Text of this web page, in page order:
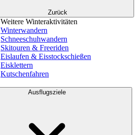
Zurück
Weitere Winteraktivitäten
Winterwandern
Schneeschuhwandern
Skitouren & Freeriden
Eislaufen & Eisstockschießen
Eisklettern
Kutschenfahren
Ausflugsziele